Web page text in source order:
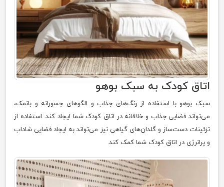
اتاق کودک به سبک بوهو
سبک بوهو با استفاده از رنگ‌های جذاب و الگوهای جسورانه و بانمک،
می‌تواند فضایی جذاب و خلاقانه در اتاق کودک شما ایجاد کند. استفاده از
تزئینات دست‌ساز و گلدان‌های گیاهی نیز می‌تواند به ایجاد فضایی شاداب
و پرانرژی در اتاق کودک شما کمک کند.